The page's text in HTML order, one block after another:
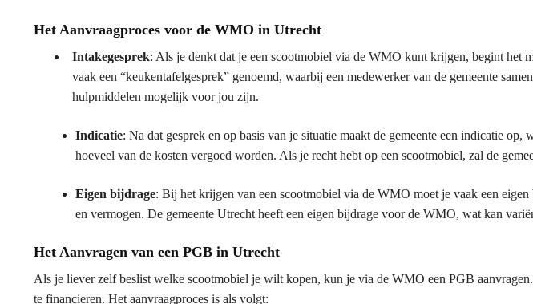
Het Aanvraagproces voor de WMO in Utrecht
Intakegesprek: Als je denkt dat je een scootmobiel via de WMO kunt krijgen, begint het
vaak een “keukentafelgesprek” genoemd, waarbij een medewerker van de gemeente
hulpmiddelen mogelijk voor jou zijn.
Indicatie: Na dat gesprek en op basis van je situatie maakt de gemeente een indicatie op,
hoeveel van de kosten vergoed worden. Als je recht hebt op een scootmobiel, zal de
Eigen bijdrage: Bij het krijgen van een scootmobiel via de WMO moet je vaak een
en vermogen. De gemeente Utrecht heeft een eigen bijdrage voor de WMO, wat kan
Het Aanvragen van een PGB in Utrecht
Als je liever zelf beslist welke scootmobiel je wilt kopen, kun je via de WMO een PGB
te financieren. Het aanvraagproces is als volgt: